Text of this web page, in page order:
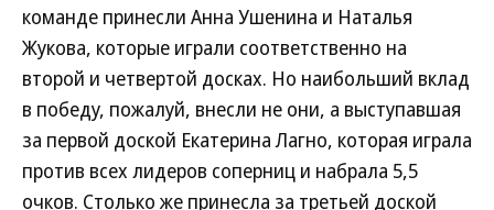
команде принесли Анна Ушенина и Наталья
Жукова, которые играли соответственно на
второй и четвертой досках. Но наибольший вклад
в победу, пожалуй, внесли не они, а выступавшая
за первой доской Екатерина Лагно, которая играла
против всех лидеров соперниц и набрала 5,5
очков. Столько же принесла за третьей доской